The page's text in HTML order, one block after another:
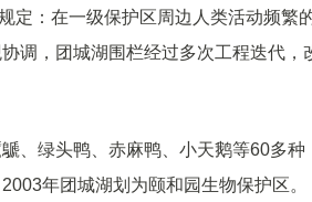
定：在一级保护区周边人类活动频繁
调，团城湖围栏经过多次工程迭代，
、绿头鸭、赤麻鸭、小天鹅等60多种
年团城湖划为颐和园生物保护区。